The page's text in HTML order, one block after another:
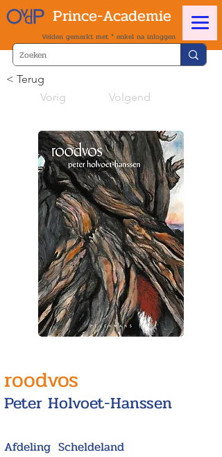
Prince-Academie
Velden gemerkt met * enkel na inloggen
< Terug
Vorig
Volgend
roodvos
Peter Holvoet-Hanssen
Afdeling Scheldeland